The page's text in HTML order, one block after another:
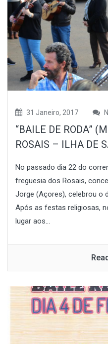
31 Janeiro, 2017
“BAILE DE RODA”
ROSAIS – ILHA DE
No passado dia 22 do
freguesia dos Rosais,
Jorge (Açores), celebrou o
Após as festas religiosas,
lugar aos...